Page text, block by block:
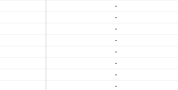
-
-
-
-
-
-
-
-